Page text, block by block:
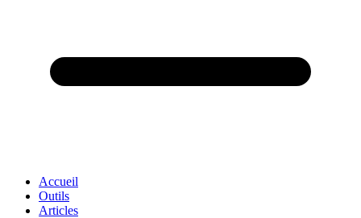
Accueil
Outils
Articles